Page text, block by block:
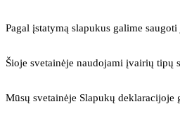
Pagal įstatymą slapukus galime
Šioje svetainėje naudojami įvairių tipų
Mūsų svetainėje Slapukų deklaracijoje